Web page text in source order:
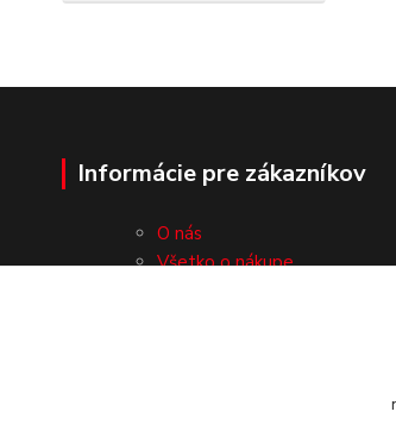
Informácie pre zákazníkov
O nás
Všetko o nákupe